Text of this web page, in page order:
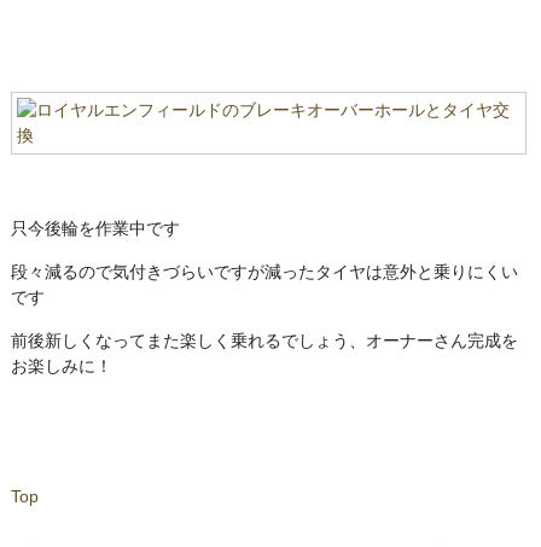
只今後輪を作業中です
段々減るので気付きづらいですが減ったタイヤは意外と乗りにくい
です
前後新しくなってまた楽しく乗れるでしょう、オーナーさん完成を
お楽しみに！
Top